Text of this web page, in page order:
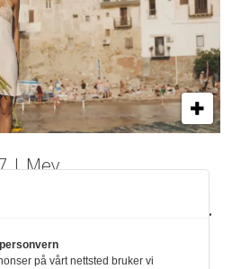
| Mey
med
på vårt nettsted bruker vi